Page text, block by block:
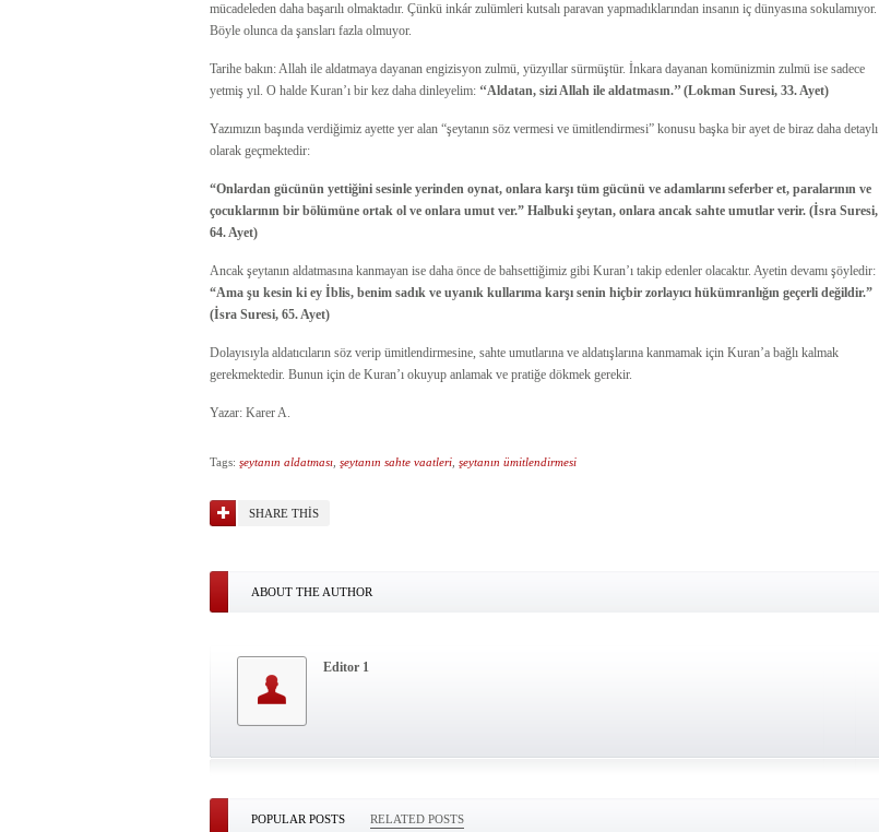
mücadeleden daha başarılı olmaktadır. Çünkü inkár zulümleri kutsalı paravan yapmadıklarından insanın iç dünyasına sokulamıyor.
Böyle olunca da şansları fazla olmuyor.
Tarihe bakın: Allah ile aldatmaya dayanan engizisyon zulmü, yüzyıllar sürmüştür. İnkara dayanan komünizmin zulmü ise sadece
yetmiş yıl. O halde Kuran’ı bir kez daha dinleyelim: ‘‘Aldatan, sizi Allah ile aldatmasın.’’ (Lokman Suresi, 33. Ayet)
Yazımızın başında verdiğimiz ayette yer alan “şeytanın söz vermesi ve ümitlendirmesi” konusu başka bir ayet de biraz daha detaylı
olarak geçmektedir:
“Onlardan gücünün yettiğini sesinle yerinden oynat, onlara karşı tüm gücünü ve adamlarını seferber et, paralarının ve
çocuklarının bir bölümüne ortak ol ve onlara umut ver.” Halbuki şeytan, onlara ancak sahte umutlar verir. (İsra Suresi,
64. Ayet)
Ancak şeytanın aldatmasına kanmayan ise daha önce de bahsettiğimiz gibi Kuran’ı takip edenler olacaktır. Ayetin devamı şöyledir:
“Ama şu kesin ki ey İblis, benim sadık ve uyanık kullarıma karşı senin hiçbir zorlayıcı hükümranlığın geçerli değildir.”
(İsra Suresi, 65. Ayet)
Dolayısıyla aldatıcıların söz verip ümitlendirmesine, sahte umutlarına ve aldatışlarına kanmamak için Kuran’a bağlı kalmak
gerekmektedir. Bunun için de Kuran’ı okuyup anlamak ve pratiğe dökmek gerekir.
Yazar: Karer A.
Tags: şeytanın aldatması şeytanın sahte vaatleri şeytanın ümitlendirmesi
SHARE THIS
ABOUT THE AUTHOR
Editor 1
POPULAR POSTS RELATED POSTS